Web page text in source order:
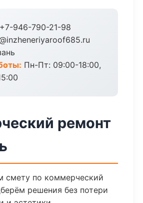
+7-946-790-21-98
Пн-Пт: 09:00-18:00,
ремонт
смету по коммерческий
решения без потери